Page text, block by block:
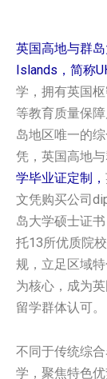
英国高地与群
Islands，简称
学，拥有英国
等教育质量保
岛地区唯一的
凭，英国‌高地
学‌毕业证定制，
文凭购买公司
岛大学‌硕士证
托13所优质院
规，立足区域
为核心，成为
留学群体认可。
不同于传统综
学，聚焦特色